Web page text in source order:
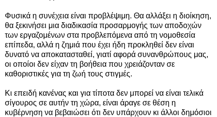
Φυσικά η συνέχεια είναι προβλέψιμη. Θα αλλάξει η διοίκηση,
θα ξεκινήσει μια διαδικασία προσαρμογής των αποδοχών
των εργαζομένων στα προβλεπόμενα από τη νομοθεσία
επίπεδα, αλλά η ζημιά που έχει ήδη προκληθεί δεν είναι
δυνατό να αποκατασταθεί, γιατί αφορά συνανθρώπους μας,
οι οποίοι δεν είχαν τη βοήθεια που χρειάζονταν σε
καθοριστικές για τη ζωή τους στιγμές.
Κι επειδή κανένας και για τίποτα δεν μπορεί να είναι τελικά
σίγουρος σε αυτήν τη χώρα, είναι άραγε σε θέση η
κυβέρνηση να βεβαιώσει ότι δεν υπάρχουν κι άλλοι δημόσιοι